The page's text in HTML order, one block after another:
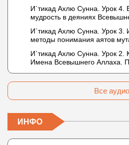
И`тикад Ахлю Сунна. Урок 4.
мудрость в деяниях
не пришло в Коране и
Таймийи
И`тикад Ахлю Сунна. Урок 3.
методы понимания аятов
Что означает утверждение
(без образа)?
И`тикад Ахлю Сунна. Урок 2.
Имена Всевышнего Аллаха.
Все аудио
ИНФО